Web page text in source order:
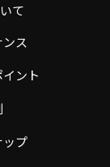
て
ンス
ント
ップ